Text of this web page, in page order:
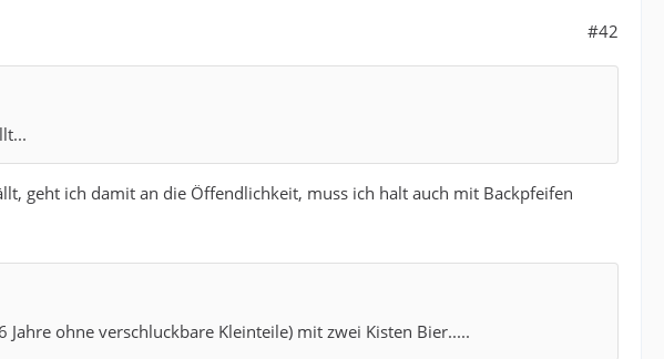
#42
geht ich damit an die Öffendlichkeit, muss ich halt auch mit Backpfeifen
ohne verschluckbare Kleinteile) mit zwei Kisten Bier.....